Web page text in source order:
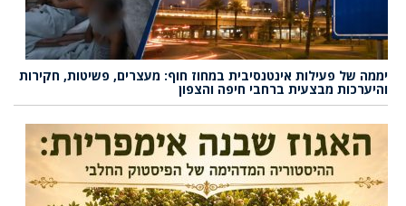
יממה של פעילות אינטנסיבית במחוז חוף: מעצרים, פשיטות, חקירות
והיערכות מבצעית ברחבי חיפה והצפון